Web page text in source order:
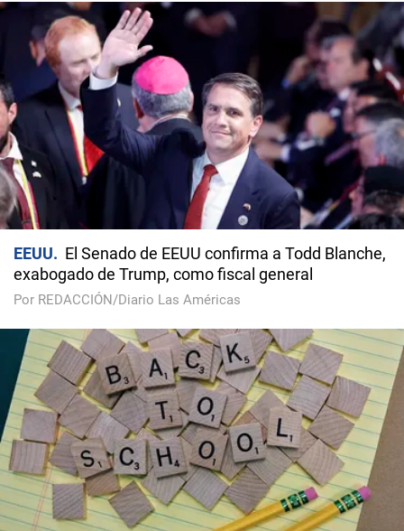
EEUU
El Senado de EEUU confirma a Todd Blanche,
exabogado de Trump, como fiscal general
Por REDACCIÓN/Diario Las Américas